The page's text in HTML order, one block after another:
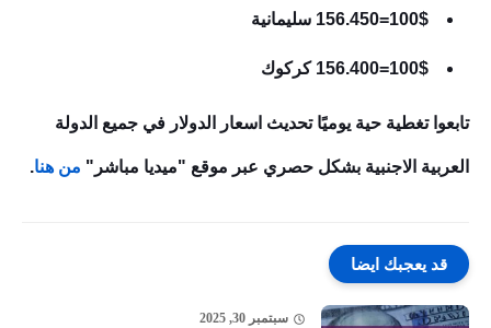
100$=156.450 سليمانية
100$=156.400 كركوك
تابعوا تغطية حية يوميًا تحديث اسعار الدولار في جميع الدولة
العربية الاجنبية بشكل حصري عبر موقع "ميديا مباشر" من هنا.
قد يعجبك ايضا
سبتمبر 30, 2025